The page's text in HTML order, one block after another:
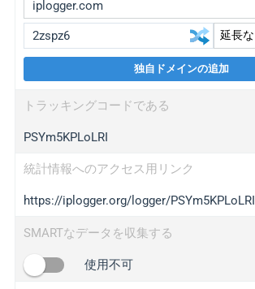
wl.gl
ed.tc
bc.ax
iplogger.com
maper.info
2no.co
独自ドメインの追加
トラッキングコードである
PSYm5KPLoLRI
統計情報へのアクセス用リンク
https://iplogger.org/logger/PSYm5KPLoLRI
SMARTなデータを収集する
使用不可